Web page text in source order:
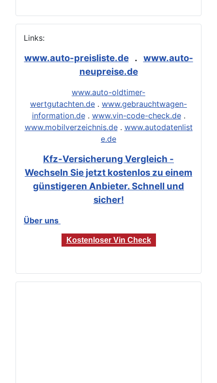
Links:
www.auto-preisliste.de. www.auto-
neupreise.de
www.auto-oldtimer-
wertgutachten.de . www.gebrauchtwagen-
information.de. www.vin-code-check.de.
www.mobilverzeichnis.de. www.autodatenlist
e.de
Kfz-Versicherung Vergleich -
Wechseln Sie jetzt kostenlos zu einem
günstigeren Anbieter. Schnell und
sicher!
Über uns
Kostenloser Vin Check